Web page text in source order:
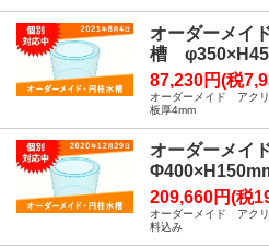
オーダーメイ
槽
87,230円(税
オーダーメイド アク
板厚4mm
オーダーメイ
209,660円(税
オーダーメイド アク
料込み